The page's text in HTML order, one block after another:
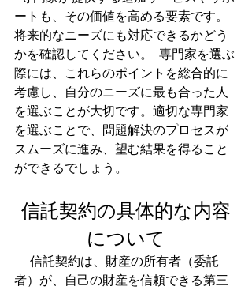
ートも、その価値を高める要素です。
将来的なニーズにも対応できるかどう
かを確認してください。  専門家を選ぶ
際には、これらのポイントを総合的に
考慮し、自分のニーズに最も合った人
を選ぶことが大切です。適切な専門家
を選ぶことで、問題解決のプロセスが
スムーズに進み、望む結果を得ること
ができるでしょう。
信託契約の具体的な内容
について
信託契約は、財産の所有者（委託
者）が、自己の財産を信頼できる第三